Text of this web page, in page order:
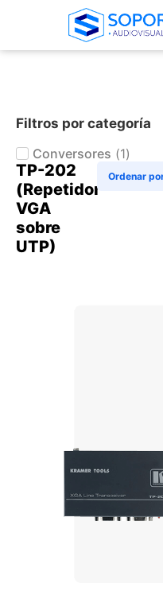
Filtros por categoría
Conversores (1)
TP-202
(Repetidor
VGA
sobre
UTP)